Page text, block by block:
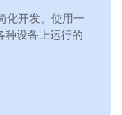
化开发。使用一
种设备上运行的